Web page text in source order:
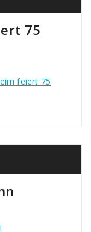
75
feiert 75